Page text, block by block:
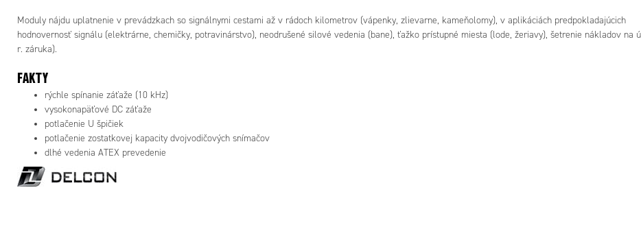
Moduly nájdu uplatnenie v prevádzkach so signálnymi cestami až v rádoch kilometrov (vápenky, zlievarne, kameňolomy), v aplikáciách predpokladajúcich
hodnovernosť signálu (elektrárne, chemičky, potravinárstvo), neodrušené silové vedenia (bane), ťažko prístupné miesta (lode, žeriavy), šetrenie nákladov na
r. záruka).
FAKTY
rýchle spínanie záťaže (10 kHz)
vysokonapäťové DC záťaže
potlačenie U špičiek
potlačenie zostatkovej kapacity dvojvodičových snímačov
dlhé vedenia ATEX prevedenie